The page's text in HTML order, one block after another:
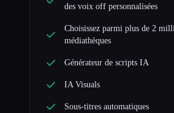
des voix off personnalisées
Choisissez parmi plus de 2
médiathèques
Générateur de scripts IA
IA Visuals
Sous-titres automatiques